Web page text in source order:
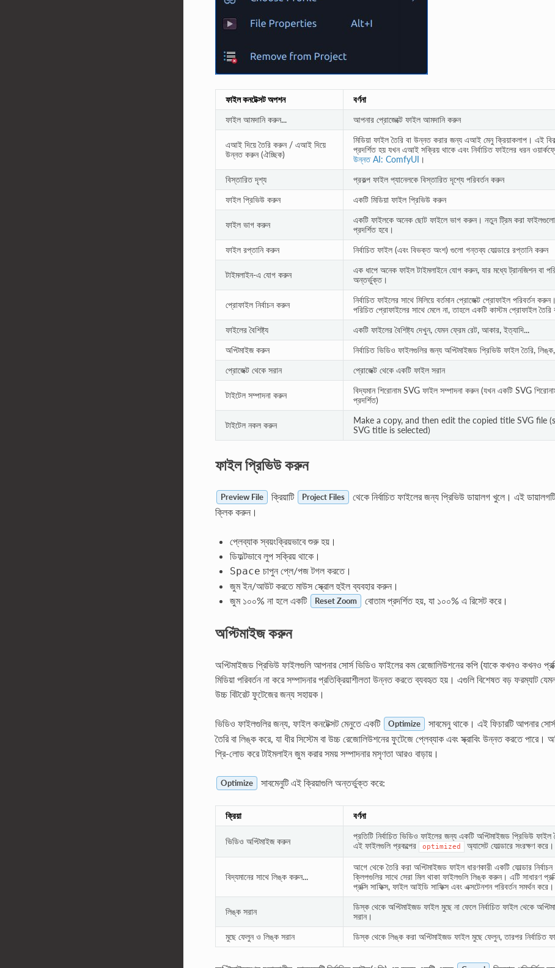
ফাইল কনটেক্সট অপশন
বর্ণনা
ফাইল আমদানি করুন...
আপনার প্রোজেক্টে ফাইল আমদানি করুন
এআই দিয়ে তৈরি করুন / এআই দিয়ে
উন্নত করুন (ঐচ্ছিক)
মিডিয়া ফাইল তৈরি বা উন্নত করার জন্য এআই মেনু ক্রিয়াকলাপ। এই
প্রদর্শিত হয় যখন এআই সক্রিয় থাকে এবং নির্বাচিত ফাইলের ধরন
উন্নত AI: ComfyUI ।
বিস্তারিত দৃশ্য
প্রকল্প ফাইল প্যানেলকে বিস্তারিত দৃশ্যে পরিবর্তন করুন
ফাইল প্রিভিউ করুন
একটি মিডিয়া ফাইল প্রিভিউ করুন
ফাইল ভাগ করুন
একটি ফাইলকে অনেক ছোট ফাইলে ভাগ করুন। নতুন ট্রিম করা ফাইলগুলো
প্রদর্শিত হবে।
ফাইল রপ্তানি করুন
নির্বাচিত ফাইল (এবং বিভক্ত অংশ) গুলো গন্তব্য ফোল্ডারে রপ্তানি করুন
টাইমলাইন-এ যোগ করুন
এক ধাপে অনেক ফাইল টাইমলাইনে যোগ করুন, যার মধ্যে ট্রানজিশন বা
অন্তর্ভুক্ত।
প্রোফাইল নির্বাচন করুন
নির্বাচিত ফাইলের সাথে মিলিয়ে বর্তমান প্রোজেক্ট প্রোফাইল পরিবর্তন
পরিচিত প্রোফাইলের সাথে মেলে না, তাহলে একটি কাস্টম প্রোফাইল তৈরি
ফাইলের বৈশিষ্ট্য
একটি ফাইলের বৈশিষ্ট্য দেখুন, যেমন ফ্রেম রেট, আকার, ইত্যাদি...
অপ্টিমাইজ করুন
নির্বাচিত ভিডিও ফাইলগুলির জন্য অপ্টিমাইজড প্রিভিউ ফাইল তৈরি,
প্রোজেক্ট থেকে সরান
প্রোজেক্ট থেকে একটি ফাইল সরান
টাইটেল সম্পাদনা করুন
বিদ্যমান শিরোনাম SVG ফাইল সম্পাদনা করুন (যখন একটি SVG
প্রদর্শিত)
টাইটেল নকল করুন
Make a copy, and then edit the copied title SVG file
SVG title is selected)
ফাইল প্রিভিউ করুন
Preview File ক্রিয়াটি Project Files
থেকে নির্বাচিত ফাইলের জন্য প্রিভিউ ডায়ালগ খুলে। এই
ক্লিক করুন।
প্লেব্যাক স্বয়ংক্রিয়ভাবে শুরু হয়।
ডিফল্টভাবে লুপ সক্রিয় থাকে।
Space চাপুন প্লে/পজ টগল করতে।
জুম ইন/আউট করতে মাউস স্ক্রোল হুইল ব্যবহার করুন।
জুম ১০০% না হলে একটি
Reset Zoom বোতাম প্রদর্শিত হয়, যা ১০০% এ রিসেট করে।
অপ্টিমাইজ করুন
অপ্টিমাইজড প্রিভিউ ফাইলগুলি আপনার সোর্স ভিডিও ফাইলের কম রেজোলিউশনের কপি (যাকে কখনও কখনও
মিডিয়া পরিবর্তন না করে সম্পাদনার প্রতিক্রিয়াশীলতা উন্নত করতে ব্যবহৃত হয়। এগুলি বিশেষত বড় ফরম্যাট
উচ্চ বিটরেট ফুটেজের জন্য সহায়ক।
ভিডিও ফাইলগুলির জন্য, ফাইল কনটেক্সট মেনুতে একটি Optimize
সাবমেনু থাকে। এই ফিচারটি আপনার
তৈরি বা লিঙ্ক করে, যা ধীর সিস্টেম বা উচ্চ রেজোলিউশনের ফুটেজে প্লেব্যাক এবং স্ক্রাবিং উন্নত করতে পারে।
প্রি-লোড করে টাইমলাইন জুম করার সময় সম্পাদনার মসৃণতা আরও বাড়ায়।
Optimize সাবমেনুটি এই ক্রিয়াগুলি অন্তর্ভুক্ত করে:
ক্রিয়া বর্ণনা
ভিডিও অপ্টিমাইজ করুন
প্রতিটি নির্বাচিত ভিডিও ফাইলের জন্য একটি অপ্টিমাইজড প্রিভিউ
এই ফাইলগুলি প্রকল্পের
optimized অ্যাসেট ফোল্ডারে সংরক্ষণ করে।
বিদ্যমানের সাথে লিঙ্ক করুন...
আগে থেকে তৈরি করা অপ্টিমাইজড ফাইল ধারণকারী একটি ফোল্ডার নির্বাচন
ক্লিপগুলির সাথে সেরা মিল থাকা ফাইলগুলি লিঙ্ক করুন। এটি সাধারণ
প্রক্সি সাফিক্স, ফাইল আইডি সাফিক্স এবং এক্সটেনশন পরিবর্তন সমর্থন করে।
লিঙ্ক সরান
ডিস্ক থেকে অপ্টিমাইজড ফাইল মুছে না ফেলে নির্বাচিত ফাইল থেকে
সরান।
মুছে ফেলুন ও লিঙ্ক সরান
ডিস্ক থেকে লিঙ্ক করা অপ্টিমাইজড ফাইল মুছে ফেলুন, তারপর নির্বাচিত